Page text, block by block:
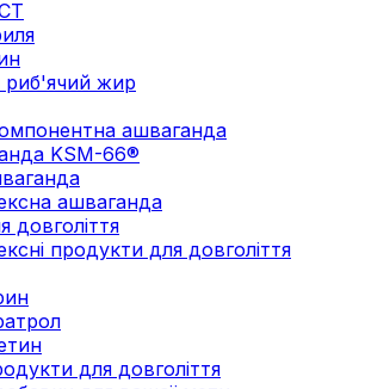
риб'ячий жир
ашваганда
KSM-66®
ашваганда
довголіття
продукти для довголіття
для довголіття